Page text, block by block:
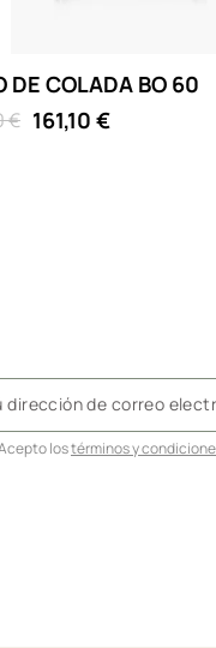
DE COLADA BO 60
€ 161,10 €
Mate
lostérminos y